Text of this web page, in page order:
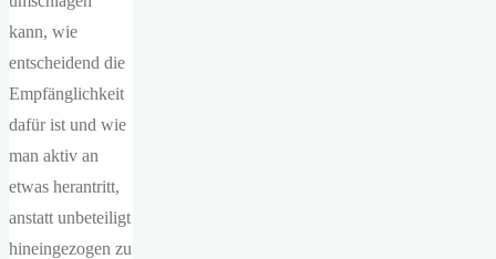
kann, wie
entscheidend die
Empfänglichkeit
dafür ist und wie
man aktiv an
etwas herantritt,
anstatt unbeteiligt
hineingezogen zu